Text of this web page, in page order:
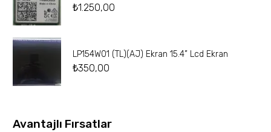
₺1.250,00
LP154W01 (TL)(AJ) Ekran 15.4” Lcd Ekran
₺350,00
Avantajlı Fırsatlar